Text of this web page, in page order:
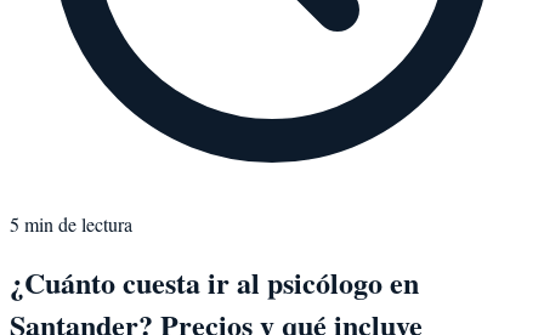
5 min de lectura
¿Cuánto cuesta ir al psicólogo en
Santander? Precios y qué incluye